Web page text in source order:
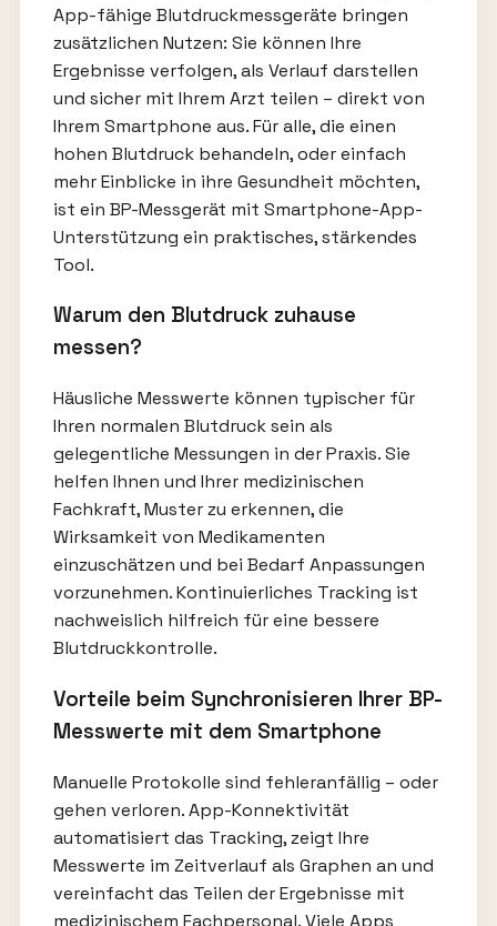
App-fähige Blutdruckmessgeräte bringen
zusätzlichen Nutzen: Sie können Ihre
Ergebnisse verfolgen, als Verlauf darstellen
und sicher mit Ihrem Arzt teilen – direkt von
Ihrem Smartphone aus. Für alle, die einen
hohen Blutdruck behandeln, oder einfach
mehr Einblicke in ihre Gesundheit möchten,
ist ein BP-Messgerät mit Smartphone-App-
Unterstützung ein praktisches, stärkendes
Tool.
Warum den Blutdruck zuhause
messen?
Häusliche Messwerte können typischer für
Ihren normalen Blutdruck sein als
gelegentliche Messungen in der Praxis. Sie
helfen Ihnen und Ihrer medizinischen
Fachkraft, Muster zu erkennen, die
Wirksamkeit von Medikamenten
einzuschätzen und bei Bedarf Anpassungen
vorzunehmen. Kontinuierliches Tracking ist
nachweislich hilfreich für eine bessere
Blutdruckkontrolle.
Vorteile beim Synchronisieren Ihrer BP-
Messwerte mit dem Smartphone
Manuelle Protokolle sind fehleranfällig – oder
gehen verloren. App-Konnektivität
automatisiert das Tracking, zeigt Ihre
Messwerte im Zeitverlauf als Graphen an und
vereinfacht das Teilen der Ergebnisse mit
medizinischem Fachpersonal. Viele Apps